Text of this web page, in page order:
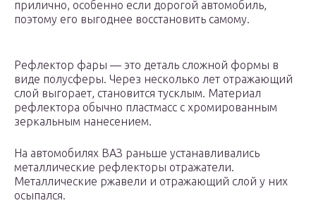
прилично, особенно если дорогой автомобиль,
поэтому его выгоднее восстановить самому.
Рефлектор фары — это деталь сложной формы в
виде полусферы. Через несколько лет отражающий
слой выгорает, становится тусклым. Материал
рефлектора обычно пластмасс с хромированным
зеркальным нанесением.
На автомобилях ВАЗ раньше устанавливались
металлические рефлекторы отражатели.
Металлические ржавели и отражающий слой у них
осыпался.